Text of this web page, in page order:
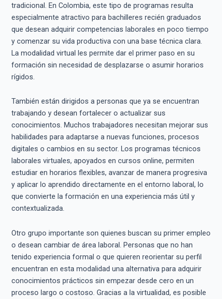
tradicional. En Colombia, este tipo de programas resulta
especialmente atractivo para bachilleres recién graduados
que desean adquirir competencias laborales en poco tiempo
y comenzar su vida productiva con una base técnica clara.
La modalidad virtual les permite dar el primer paso en su
formación sin necesidad de desplazarse o asumir horarios
rígidos.
También están dirigidos a personas que ya se encuentran
trabajando y desean fortalecer o actualizar sus
conocimientos. Muchos trabajadores necesitan mejorar sus
habilidades para adaptarse a nuevas funciones, procesos
digitales o cambios en su sector. Los programas técnicos
laborales virtuales, apoyados en cursos online, permiten
estudiar en horarios flexibles, avanzar de manera progresiva
y aplicar lo aprendido directamente en el entorno laboral, lo
que convierte la formación en una experiencia más útil y
contextualizada.
Otro grupo importante son quienes buscan su primer empleo
o desean cambiar de área laboral. Personas que no han
tenido experiencia formal o que quieren reorientar su perfil
encuentran en esta modalidad una alternativa para adquirir
conocimientos prácticos sin empezar desde cero en un
proceso largo o costoso. Gracias a la virtualidad, es posible